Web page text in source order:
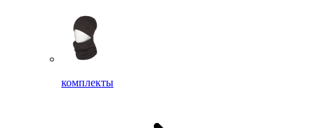
комплекты